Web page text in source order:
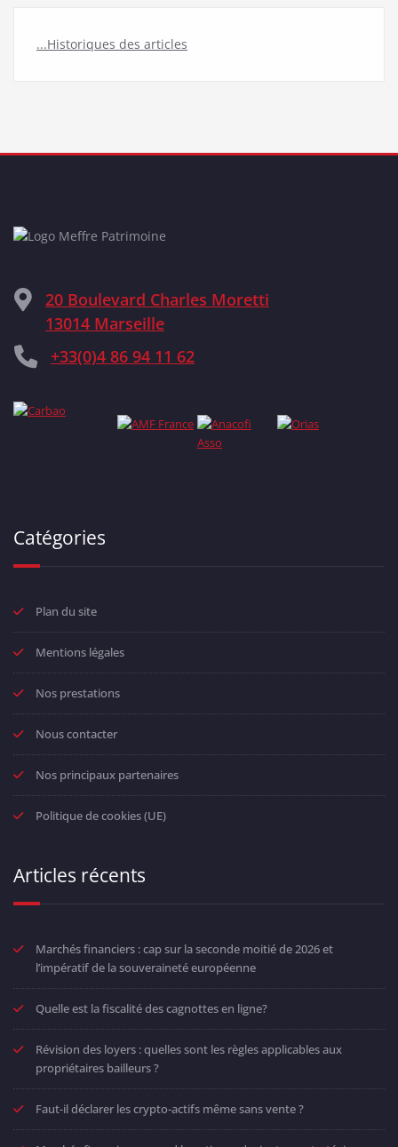
...Historiques des articles
20 Boulevard Charles Moretti
13014 Marseille
+33(0)4 86 94 11 62
Catégories
Plan du site
Mentions légales
Nos prestations
Nous contacter
Nos principaux partenaires
Politique de cookies (UE)
Articles récents
Marchés financiers : cap sur la seconde moitié de 2026 et
l’impératif de la souveraineté européenne
Quelle est la fiscalité des cagnottes en ligne?
Révision des loyers : quelles sont les règles applicables aux
propriétaires bailleurs ?
Faut-il déclarer les crypto-actifs même sans vente ?